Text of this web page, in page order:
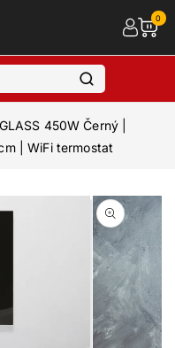
0
450W Černý |
| WiFi termostat
Otevřít
multimédia
Otevřít
multimédia
2
modálním
okně